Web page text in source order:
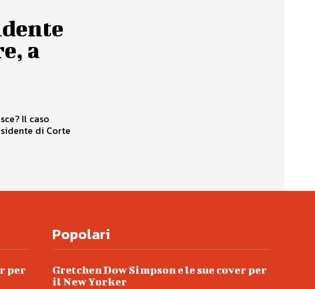
a
Il caso
di Corte
per
Popolari
Gretchen Dow Simpson e le sue cover per
il New Yorker